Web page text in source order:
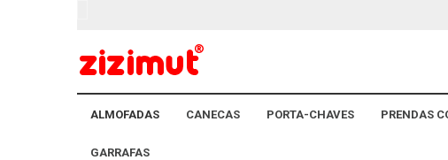
ALMOFADAS CANECAS PORTA-CHAVES PRENDAS
GARRAFAS